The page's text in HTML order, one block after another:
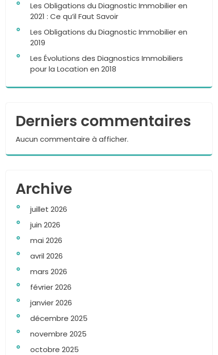
Les Obligations du Diagnostic Immobilier en
2021 : Ce qu’il Faut Savoir
Les Obligations du Diagnostic Immobilier en
2019
Les Évolutions des Diagnostics Immobiliers
pour la Location en 2018
Derniers commentaires
Aucun commentaire à afficher.
Archive
juillet 2026
juin 2026
mai 2026
avril 2026
mars 2026
février 2026
janvier 2026
décembre 2025
novembre 2025
octobre 2025